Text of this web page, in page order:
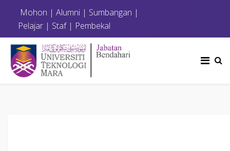
Mohon | Alumni | Sumbangan |
Pelajar | Staf| Pembekal